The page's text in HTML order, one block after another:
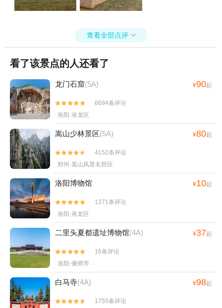
查看全部点评 
看了该景点的人还看了
龙门石窟(5A) ¥90起


6694条评论
洛阳·洛龙区
嵩山少林景区(5A) ¥80起


4152条评论
郑州·嵩山风景名胜区
洛阳博物馆 ¥10起


1271条评论
洛阳·洛龙区
二里头夏都遗址博物馆(4A) ¥37起


16条评论
洛阳·偃师市
白马寺(4A) ¥98起

 1755条评论